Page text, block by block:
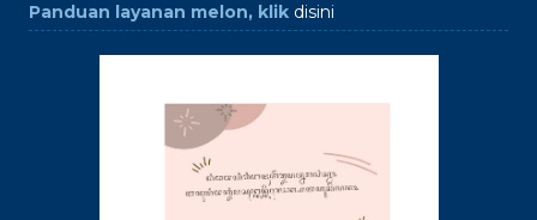
Panduan layanan melon, klik disini